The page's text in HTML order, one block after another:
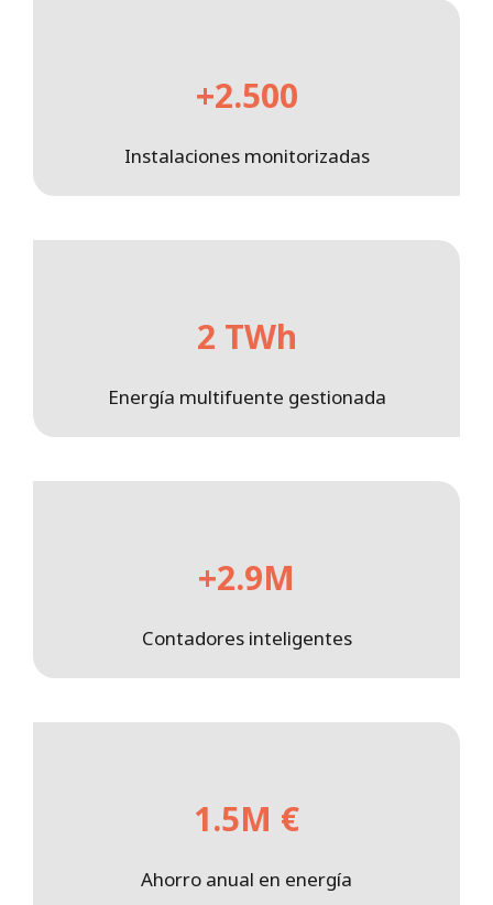
+2.500
Instalaciones monitorizadas
2 TWh
Energía multifuente gestionada
+2.9M
Contadores inteligentes
1.5M €
Ahorro anual en energía